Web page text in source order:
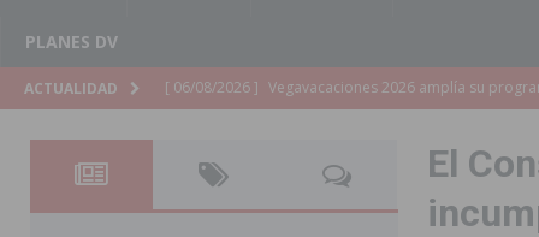
PLANES DV
ACTUALIDAD [ 06/08/2026 ] La Diputación de Alicante inyectará
Patronales 2026
SAN MIGUEL DE SALINAS
[ 06/08/2026 ] La Escuela Municipal de Música de
El